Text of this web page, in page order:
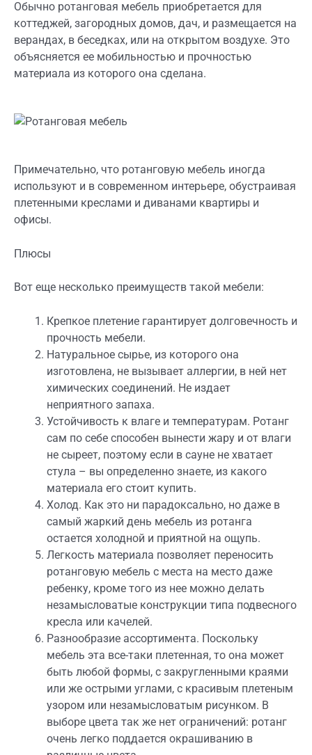
Обычно ротанговая мебель приобретается для
коттеджей, загородных домов, дач, и размещается на
верандах, в беседках, или на открытом воздухе. Это
объясняется ее мобильностью и прочностью
материала из которого она сделана.
Примечательно, что ротанговую мебель иногда
используют и в современном интерьере, обустраивая
плетенными креслами и диванами квартиры и
офисы.
Плюсы
Вот еще несколько преимуществ такой мебели:
Крепкое плетение гарантирует долговечность и
прочность мебели.
Натуральное сырье, из которого она
изготовлена, не вызывает аллергии, в ней нет
химических соединений. Не издает
неприятного запаха.
Устойчивость к влаге и температурам. Ротанг
сам по себе способен вынести жару и от влаги
не сыреет, поэтому если в сауне не хватает
стула – вы определенно знаете, из какого
материала его стоит купить.
Холод. Как это ни парадоксально, но даже в
самый жаркий день мебель из ротанга
остается холодной и приятной на ощупь.
Легкость материала позволяет переносить
ротанговую мебель с места на место даже
ребенку, кроме того из нее можно делать
незамысловатые конструкции типа подвесного
кресла или качелей.
Разнообразие ассортимента. Поскольку
мебель эта все-таки плетенная, то она может
быть любой формы, с закругленными краями
или же острыми углами, с красивым плетеным
узором или незамысловатым рисунком. В
выборе цвета так же нет ограничений: ротанг
очень легко поддается окрашиванию в